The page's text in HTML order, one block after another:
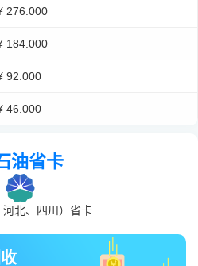
276.000
184.000
92.000
46.000
油省卡
河北、四川）省卡